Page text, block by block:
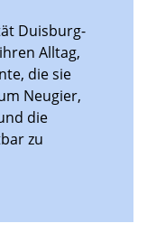
Duisburg-
Alltag,
die sie
Neugier,
die
zu